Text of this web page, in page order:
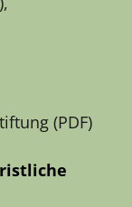
(PDF)